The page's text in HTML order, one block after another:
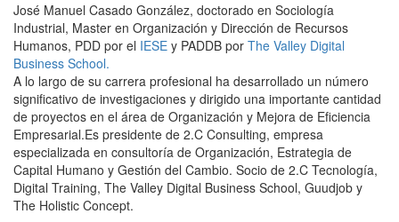
José Manuel Casado González, doctorado en Sociología
Industrial, Master en Organización y Dirección de Recursos
Humanos, PDD por el IESE y PADDB por The Valley Digital
Business School.
A lo largo de su carrera profesional ha desarrollado un número
significativo de investigaciones y dirigido una importante cantidad
de proyectos en el área de Organización y Mejora de Eficiencia
Empresarial.Es presidente de 2.C Consulting, empresa
especializada en consultoría de Organización, Estrategia de
Capital Humano y Gestión del Cambio. Socio de 2.C Tecnología,
Digital Training, The Valley Digital Business School, Guudjob y
The Holistic Concept.